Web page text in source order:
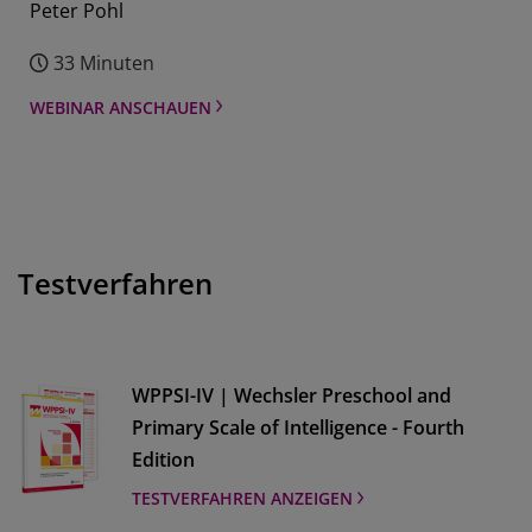
Peter Pohl
33 Minuten
WEBINAR ANSCHAUEN
Testverfahren
WPPSI-IV | Wechsler Preschool and
Primary Scale of Intelligence - Fourth
Edition
TESTVERFAHREN ANZEIGEN